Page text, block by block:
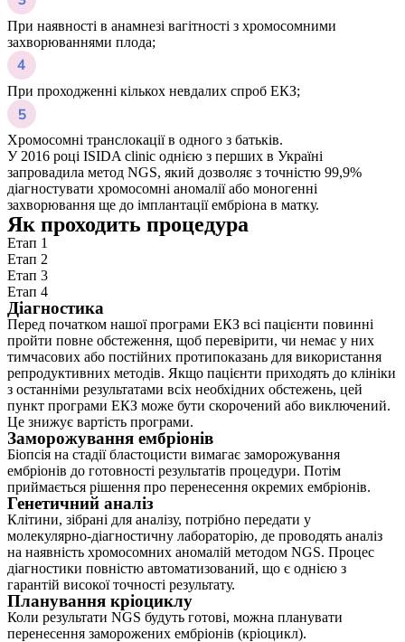
При наявності в анамнезі вагітності з хромосомними
захворюваннями плода;
При проходженні кількох невдалих спроб ЕКЗ;
Хромосомні транслокації в одного з батьків.
У 2016 році ISIDA clinic однією з перших в Україні
запровадила метод NGS, який дозволяє з точністю 99,9%
діагностувати хромосомні аномалії або моногенні
захворювання ще до імплантації ембріона в матку.
Як проходить процедура
Етап 1
Етап 2
Етап 3
Етап 4
Діагностика
Перед початком нашої програми ЕКЗ всі пацієнти повинні
пройти повне обстеження, щоб перевірити, чи немає у них
тимчасових або постійних протипоказань для використання
репродуктивних методів. Якщо пацієнти приходять до клініки
з останніми результатами всіх необхідних обстежень, цей
пункт програми ЕКЗ може бути скорочений або виключений.
Це знижує вартість програми.
Заморожування ембріонів
Біопсія на стадії бластоцисти вимагає заморожування
ембріонів до готовності результатів процедури. Потім
приймається рішення про перенесення окремих ембріонів.
Генетичний аналіз
Клітини, зібрані для аналізу, потрібно передати у
молекулярно-діагностичну лабораторію, де проводять аналіз
на наявність хромосомних аномалій методом NGS. Процес
діагностики повністю автоматизований, що є однією з
гарантій високої точності результату.
Планування кріоциклу
Коли результати NGS будуть готові, можна планувати
перенесення заморожених ембріонів (кріоцикл).